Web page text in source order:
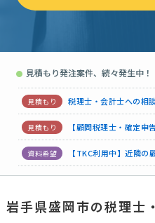
● 見積もり発注案件、続々発生中！
消費税還付・記帳相
【顧問税理士】税理士
税理士・会計士への相
【顧問税理士・確定申
【TKC利用中】近隣の
税理士・会計士への相
【学習塾法人／2期目
岩手県盛岡市の税理士